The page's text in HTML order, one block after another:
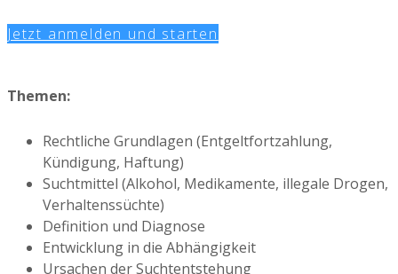
Jetzt anmelden und starten
Themen:
Rechtliche Grundlagen (Entgeltfortzahlung,
Kündigung, Haftung)
Suchtmittel (Alkohol, Medikamente, illegale Drogen,
Verhaltenssüchte)
Definition und Diagnose
Entwicklung in die Abhängigkeit
Ursachen der Suchtentstehung